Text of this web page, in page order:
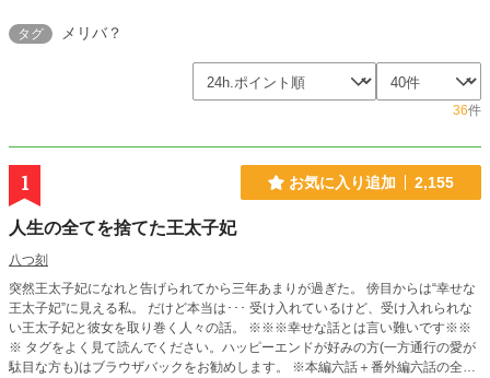
タグ メリバ？
36件
1 お気に入り追加 2,155
人生の全てを捨てた王太子妃
八つ刻
突然王太子妃になれと告げられてから三年あまりが過ぎた。 傍目からは“幸せな
王太子妃”に見える私。 だけど本当は･･･ 受け入れているけど、受け入れられな
い王太子妃と彼女を取り巻く人々の話。 ※※※幸せな話とは言い難いです※※
※ タグをよく見て読んでください。ハッピーエンドが好みの方(一方通行の愛が
駄目な方も)はブラウザバックをお勧めします。 ※本編六話＋番外編六話の全十